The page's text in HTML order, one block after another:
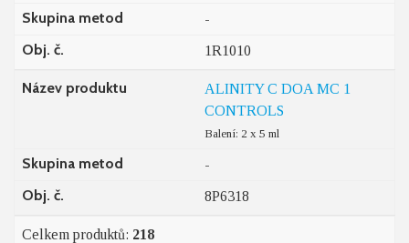
Skupina metod -
Obj. č. 1R1010
Název produktu
ALINITY C DOA MC 1
CONTROLS
Balení: 2 x 5 ml
Skupina metod -
Obj. č. 8P6318
Celkem produktů: 218